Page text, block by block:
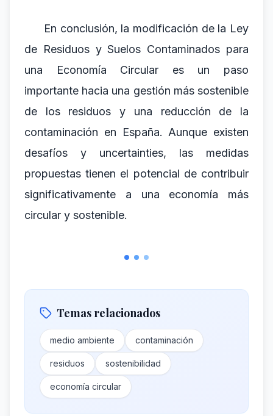
En conclusión, la modificación de la Ley
de Residuos y Suelos Contaminados para
una Economía Circular es un paso
importante hacia una gestión más sostenible
de los residuos y una reducción de la
contaminación en España. Aunque existen
desafíos y uncertainties, las medidas
propuestas tienen el potencial de contribuir
significativamente a una economía más
circular y sostenible.
Temas relacionados
medio ambiente contaminación
residuos sostenibilidad
economía circular